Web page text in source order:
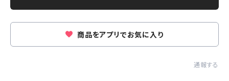
商品をアプリでお気に入り
通報する